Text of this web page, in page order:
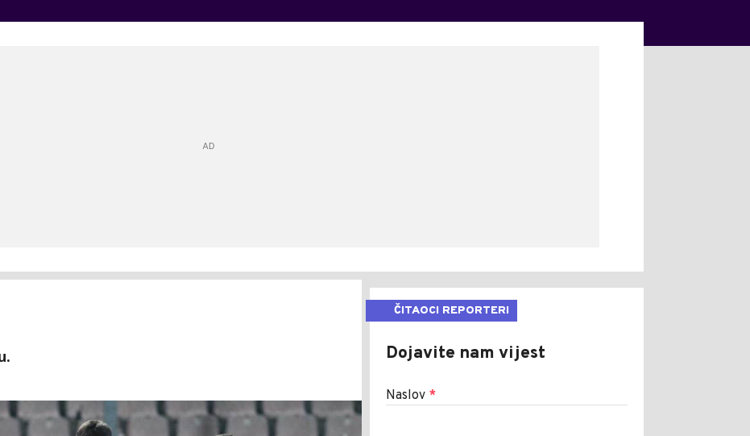
ČITAOCI REPORTERI
Dojavite nam vijest
Naslov *